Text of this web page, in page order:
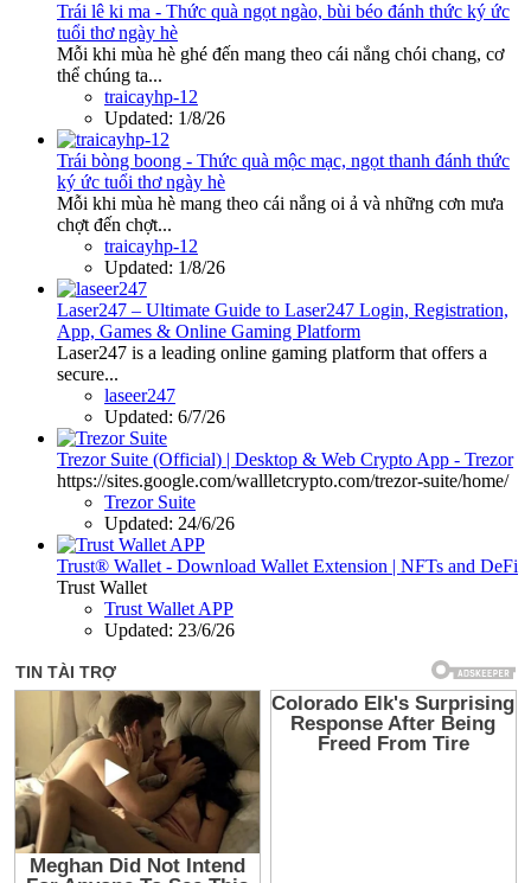
Trái lê ki ma - Thức quà ngọt ngào, bùi béo đánh thức ký ức
tuổi thơ ngày hè
Mỗi khi mùa hè ghé đến mang theo cái nắng chói chang, cơ
thể chúng ta...
traicayhp-12
Updated: 1/8/26
Trái bòng boong - Thức quà mộc mạc, ngọt thanh đánh thức
ký ức tuổi thơ ngày hè
Mỗi khi mùa hè mang theo cái nắng oi ả và những cơn mưa
chợt đến chợt...
traicayhp-12
Updated: 1/8/26
Laser247 – Ultimate Guide to Laser247 Login, Registration,
App, Games & Online Gaming Platform
Laser247 is a leading online gaming platform that offers a
secure...
laseer247
Updated: 6/7/26
Trezor Suite (Official) | Desktop & Web Crypto App - Trezor
https://sites.google.com/wallletcrypto.com/trezor-suite/home/
Trezor Suite
Updated: 24/6/26
Trust® Wallet - Download Wallet Extension | NFTs and DeFi
Trust Wallet
Trust Wallet APP
Updated: 23/6/26